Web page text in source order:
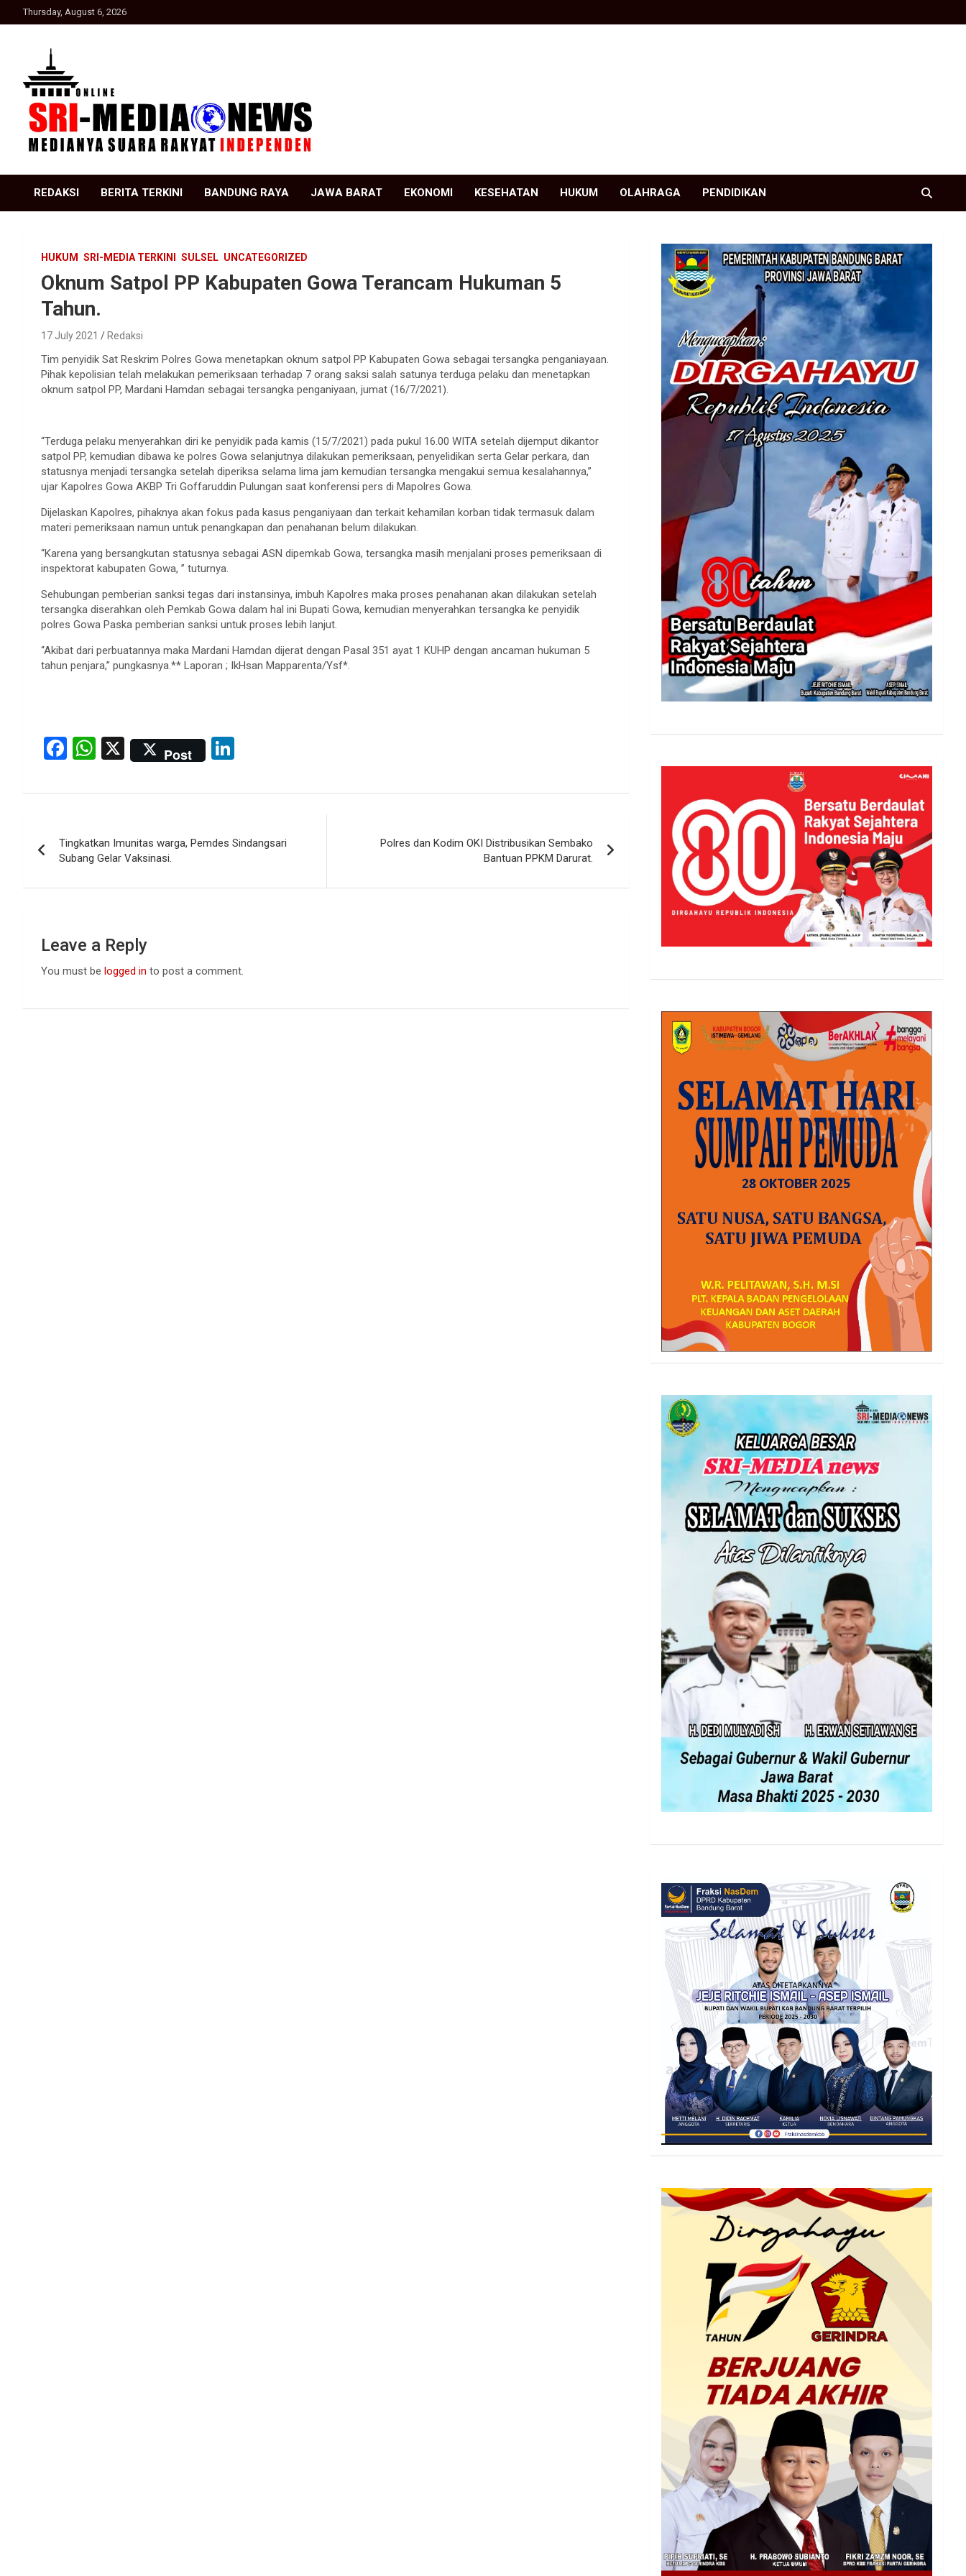
to
Thursday, August 6, 2026
SRI Media news
REDAKSI BERITA TERKINI BANDUNG RAYA JAWA BARAT EKONOMI KESEHATAN HUKUM OLAHRAGA PENDIDIKAN
HUKUM SRI-MEDIA TERKINI SULSEL UNCATEGORIZED
Oknum Satpol PP Kabupaten Gowa Terancam Hukuman 5
Tahun.
17 July 2021 Redaksi
Tim penyidik Sat Reskrim Polres Gowa menetapkan oknum satpol PP Kabupaten Gowa sebagai tersangka penganiayaan.
Pihak kepolisian telah melakukan pemeriksaan terhadap 7 orang saksi salah satunya terduga pelaku dan menetapkan
oknum satpol PP, Mardani Hamdan sebagai tersangka penganiyaan, jumat (16/7/2021).
“Terduga pelaku menyerahkan diri ke penyidik pada kamis (15/7/2021) pada pukul 16.00 WITA setelah dijemput dikantor
satpol PP, kemudian dibawa ke polres Gowa selanjutnya dilakukan pemeriksaan, penyelidikan serta Gelar perkara, dan
statusnya menjadi tersangka setelah diperiksa selama lima jam kemudian tersangka mengakui semua kesalahannya,”
ujar Kapolres Gowa AKBP Tri Goffaruddin Pulungan saat konferensi pers di Mapolres Gowa.
Dijelaskan Kapolres, pihaknya akan fokus pada kasus penganiyaan dan terkait kehamilan korban tidak termasuk dalam
materi pemeriksaan namun untuk penangkapan dan penahanan belum dilakukan.
“Karena yang bersangkutan statusnya sebagai ASN dipemkab Gowa, tersangka masih menjalani proses pemeriksaan di
inspektorat kabupaten Gowa, ” tuturnya.
Sehubungan pemberian sanksi tegas dari instansinya, imbuh Kapolres maka proses penahanan akan dilakukan setelah
tersangka diserahkan oleh Pemkab Gowa dalam hal ini Bupati Gowa, kemudian menyerahkan tersangka ke penyidik
polres Gowa Paska pemberian sanksi untuk proses lebih lanjut.
“Akibat dari perbuatannya maka Mardani Hamdan dijerat dengan Pasal 351 ayat 1 KUHP dengan ancaman hukuman 5
tahun penjara,” pungkasnya.** Laporan ; IkHsan Mapparenta/Ysf*.
F
ce
o
o
k
W
at
A
p
p
X Post
ke
n
navigation
Tingkatkan Imunitas warga, Pemdes Sindangsari
Subang Gelar Vaksinasi.
Polres dan Kodim OKI Distribusikan Sembako
Bantuan PPKM Darurat.
Leave a Reply
You must be logged in to post a comment.